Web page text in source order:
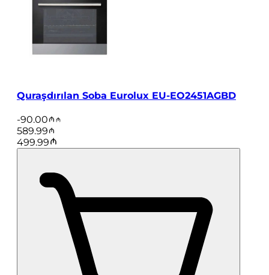
Quraşdırılan Soba Eurolux EU-EO2451AGBD
-90.00
589.99
499.99